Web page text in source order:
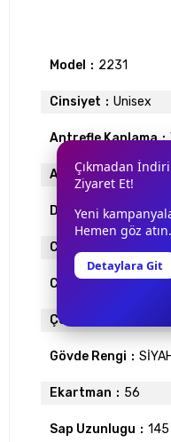
Model 2231
Cinsiyet Unisex
Antrefle Kaplama
Ayna YOK
Degrade YOK
Cam Materyali
Cam Rengi SİYAH
Çerçeve Materyali
Gövde Rengi SİYAH
Ekartman 56
Sap Uzunlugu 145
Çıkmadan
Ziyaret Et!
Yeni
Hemen göz atın.
Detaylara Git